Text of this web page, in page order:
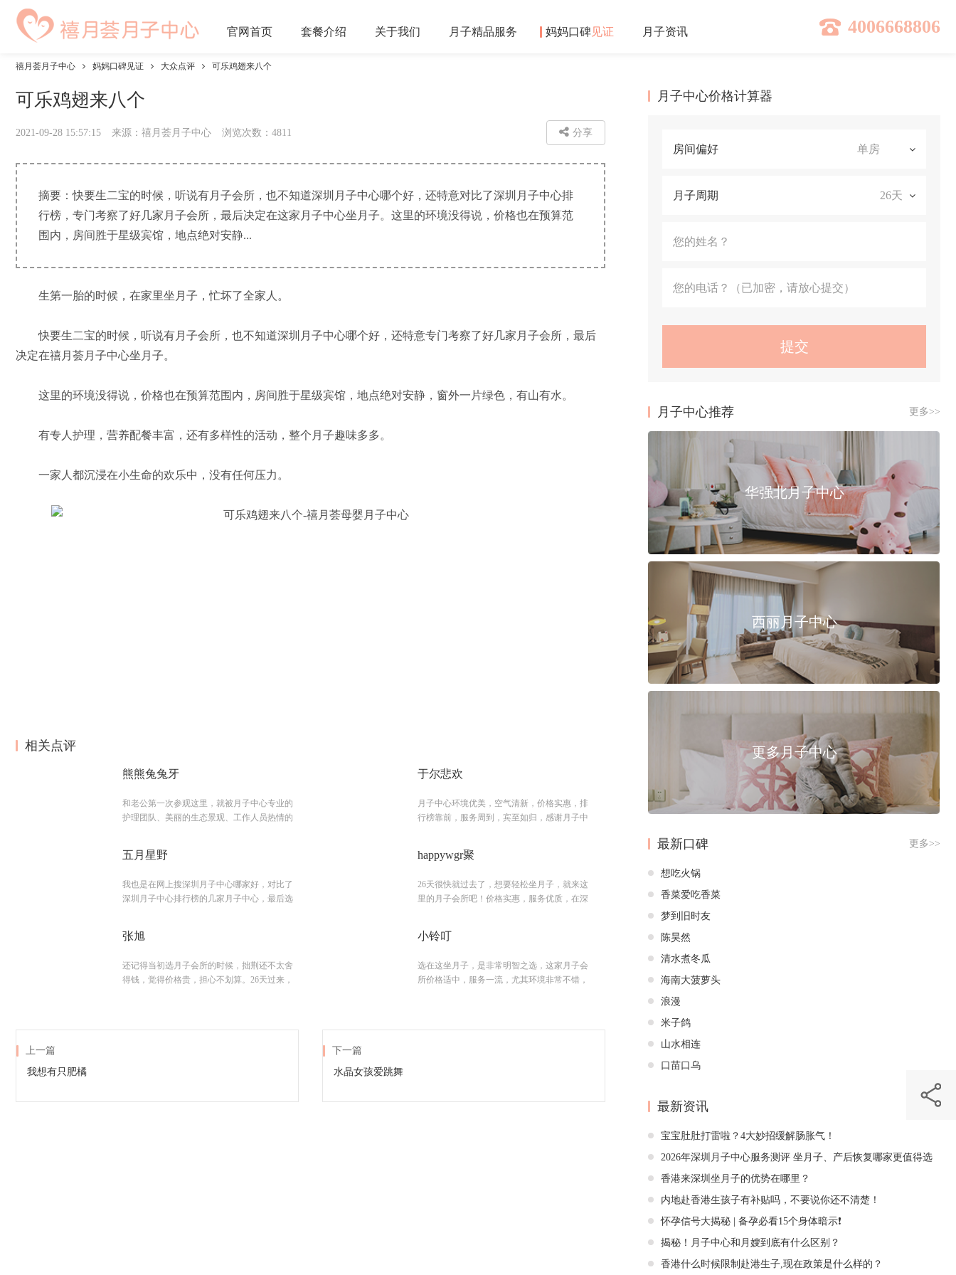
官网首页 套餐介绍 关于我们 月子精品服务 妈妈口碑见证 月子资讯 4006668806
禧月荟月子中心 妈妈口碑见证 大众点评 可乐鸡翅来八个
可乐鸡翅来八个
2021-09-28 15:57:15 来源：禧月荟月子中心 浏览次数： 4811 分享
摘要：快要生二宝的时候，听说有月子会所，也不知道深圳月子中心哪个好，还特意对比了深圳月子中心排
行榜，专门考察了好几家月子会所，最后决定在这家月子中心坐月子。这里的环境没得说，价格也在预算范
围内，房间胜于星级宾馆，地点绝对安静...
生第一胎的时候，在家里坐月子，忙坏了全家人。
快要生二宝的时候，听说有月子会所，也不知道深圳月子中心哪个好，还特意专门考察了好几家月子会所，最后
决定在禧月荟月子中心坐月子。
这里的环境没得说，价格也在预算范围内，房间胜于星级宾馆，地点绝对安静，窗外一片绿色，有山有水。
有专人护理，营养配餐丰富，还有多样性的活动，整个月子趣味多多。
一家人都沉浸在小生命的欢乐中，没有任何压力。
相关点评
熊熊兔兔牙
和老公第一次参观这里，就被月子中心专业的
护理团队、美丽的生态景观、工作人员热情的
于尔悲欢
月子中心环境优美，空气清新，价格实惠，排
行榜靠前，服务周到，宾至如归，感谢月子中
五月星野
我也是在网上搜深圳月子中心哪家好，对比了
深圳月子中心排行榜的几家月子中心，最后选
happywgr聚
26天很快就过去了，想要轻松坐月子，就来这
里的月子会所吧！价格实惠，服务优质，在深
张旭
还记得当初选月子会所的时候，拙荆还不太舍
得钱，觉得价格贵，担心不划算。26天过来，
小铃叮
选在这坐月子，是非常明智之选，这家月子会
所价格适中，服务一流，尤其环境非常不错，
上一篇
我想有只肥橘
下一篇
水晶女孩爱跳舞
月子中心价格计算器
房间偏好
月子周期
月子中心推荐 更多>>
华强北月子中心
西丽月子中心
更多月子中心
最新口碑 更多>>
想吃火锅
香菜爱吃香菜
梦到旧时友
陈昊然
清水煮冬瓜
海南大菠萝头
浪漫
米子鸽
山水相连
口苗口乌
最新资讯 更多>>
宝宝肚肚打雷啦？4大妙招缓解肠胀气！
2026年深圳月子中心服务测评 坐月子、产后恢复哪家更值得选
香港来深圳坐月子的优势在哪里？
内地赴香港生孩子有补贴吗，不要说你还不清楚！
怀孕信号大揭秘 | 备孕必看15个身体暗示❗️
揭秘！月子中心和月嫂到底有什么区别？
香港什么时候限制赴港生子,现在政策是什么样的？